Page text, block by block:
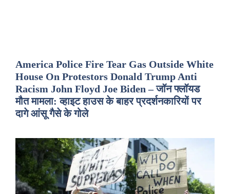
America Police Fire Tear Gas Outside White
House On Protestors Donald Trump Anti
Racism John Floyd Joe Biden – जॉन फ्लॉयड
मौत मामला: व्हाइट हाउस के बाहर प्रदर्शनकारियों पर
दागे आंसू गैसे के गोले